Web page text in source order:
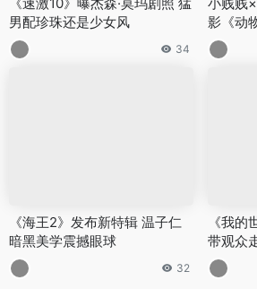
男配珍珠还是少女风
34
影《动
《海王2》发布新特辑 温子仁
暗黑美学震撼眼球
32
《我
带观众